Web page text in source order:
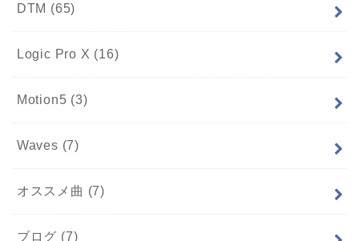
DTM (65)
Logic Pro X (16)
Motion5 (3)
Waves (7)
オススメ曲 (7)
ブログ (7)